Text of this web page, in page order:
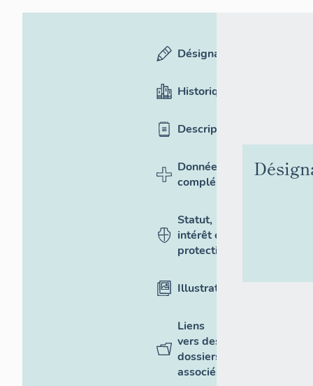
Désignation
Historique
Description
Données
complémentaires
Statut,
intérêt et
protection
Illustrations
Liens
vers des
dossiers
associés